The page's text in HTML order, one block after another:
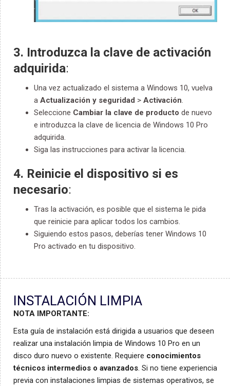
3. Introduzca la clave de activación
adquirida:
Una vez actualizado el sistema a Windows 10, vuelva
a Actualización y seguridad > Activación.
Seleccione Cambiar la clave de producto de nuevo
e introduzca la clave de licencia de Windows 10 Pro
adquirida.
Siga las instrucciones para activar la licencia.
4. Reinicie el dispositivo si es
necesario:
Tras la activación, es posible que el sistema le pida
que reinicie para aplicar todos los cambios.
Siguiendo estos pasos, deberías tener Windows 10
Pro activado en tu dispositivo.
INSTALACIÓN LIMPIA
NOTA IMPORTANTE:
Esta guía de instalación está dirigida a usuarios que deseen
realizar una instalación limpia de Windows 10 Pro en un
disco duro nuevo o existente. Requiere conocimientos
técnicos intermedios o avanzados. Si no tiene experiencia
previa con instalaciones limpias de sistemas operativos, se